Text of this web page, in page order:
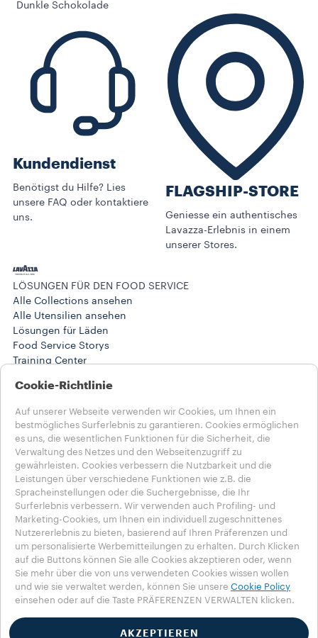
Dunkle Schokolade
Kundendienst
Benötigst du Hilfe? Lies
unsere FAQ oder kontaktiere
uns.
FLAGSHIP-STORE
Geniesse ein authentisches
Lavazza-Erlebnis in einem
unserer Stores.
LÖSUNGEN FÜR DEN FOOD SERVICE
Alle Collections ansehen
Alle Utensilien ansehen
Lösungen für Läden
Food Service Storys
Training Center
Produkte
Maschinen
@Work Storys
HILFE
HÄUFIG GESTELLTE FRAGEN
Kontaktiere uns
RECHTLICHE HINWEISE
Nutzungsbedingungen
Wähle dein Land
CH - Deutsch
CH - Deutsch
CH - Français
CH - Italiano
OTHER COUNTRIES
Datenschutzrichtlinie
Cookie-Richtlinie
Auf unserer Webseite verwenden wir Cookies, um Ihnen ein
bestmögliches Surferlebnis zu garantieren. Cookies ermöglichen
es uns, die wesentlichen Funktionen für die Sicherheit, die
Verwaltung des Netzes und den Webseitenzugriff zu
gewährleisten. Cookies verbessern die Nutzbarkeit und die
Leistungen über verschiedene Funktionen wie z.B. die
Spracheinstellungen oder die Suchergebnisse, die Ihr
Surferlebnis verbessern. Wir verwenden auch Profiling- und
Marketing-Cookies, um Ihnen ein individuell zugeschnittenes
Nutzererlebnis zu bieten, basierend auf Ihren Präferenzen und
um personalisierte Werbemitteilungen zu erhalten. Durch Klicken
auf die Buttons können Sie alle Cookies akzeptieren oder, wenn
Sie mehr über die von uns verwendeten Cookies wissen wollen
und wie sie verwaltet werden, können Sie unsere Cookie Policy
einsehen oder auf die Taste PRÄFERENZEN VERWALTEN klicken.
AKZEPTIEREN